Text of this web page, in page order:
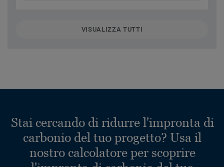
VISUALIZZA TUTTI
Stai cercando di ridurre l'impronta di
carbonio del tuo progetto? Usa il
nostro calcolatore per scoprire